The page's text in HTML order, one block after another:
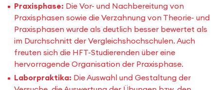
Praxisphase: Die Vor- und Nachbereitung von
Praxisphasen sowie die Verzahnung von Theorie- und
Praxisphasen wurde als deutlich besser bewertet als
im Durchschnitt der Vergleichshochschulen. Auch
freuten sich die HFT-Studierenden über eine
hervorragende Organisation der Praxisphase.
Laborpraktika: Die Auswahl und Gestaltung der